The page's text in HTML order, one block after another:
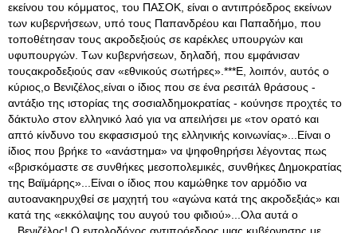
εκείνου του κόμματος, του ΠΑΣΟΚ, είναι ο αντιπρόεδρος εκείνων
των κυβερνήσεων, υπό τους Παπανδρέου και Παπαδήμο, που
τοποθέτησαν τους ακροδεξιούς σε καρέκλες υπουργών και
υφυπουργών . Των κυβερνήσεων, δηλαδή, που εμφάνισαν
τουςακροδεξιούς σαν «εθνικούς σωτήρες».***Ε, λοιπόν, αυτός ο
κύριος,ο Βενιζέλος,είναι ο ίδιος που σε ένα ρεσιτάλ θράσους -
αντάξιο της ιστορίας της σοσιαλδημοκρατίας - κούνησε προχτές το
δάκτυλο στον ελληνικό λαό για να απειλήσει με «τον ορατό και
απτό κίνδυνο του εκφασισμού της ελληνικής κοινωνίας»...Είναι ο
ίδιος που βρήκε το «ανάστημα» να ψηφοθηρήσει λέγοντας πως
«βρισκόμαστε σε συνθήκες μεσοπολεμικές, συνθήκες Δημοκρατίας
της Βαϊμάρης»...Είναι ο ίδιος που καμώθηκε τον αρμόδιο να
αυτοανακηρυχθεί σε μαχητή του «αγώνα κατά της ακροδεξιάς» και
κατά της «εκκόλαψης του αυγού του φιδιού»...Ολα αυτά ο